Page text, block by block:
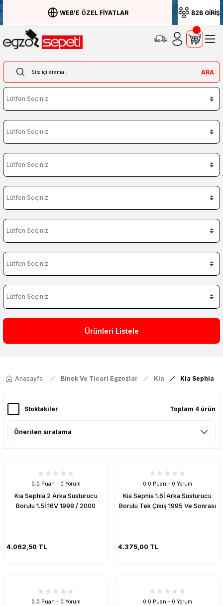
WEB'E ÖZEL FİYATLAR B2B GİRİŞ
ARA
Ürünleri Listele
Anasayfa Binek Ve Ticari Egzozlar Kia Kia Sephia
Stoktakiler Toplam 4 ürün
0.0 Puan - 0 Yorum
Kia Sephia 2 Arka Susturucu
Borulu 1.5İ 16V 1998 / 2000
4.062,50 TL
0.0 Puan - 0 Yorum
Kia Sephia 1.6İ Arka Susturucu
Borulu Tek Çıkış 1995 Ve Sonrası
4.375,00 TL
0.0 Puan - 0 Yorum 0.0 Puan - 0 Yorum